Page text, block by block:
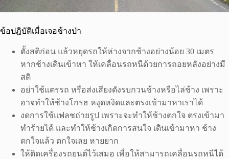
ข้อปฎิบัติเมื่อเจอช้างป่า
ตั้งสติก่อน แล้วหยุดรถให้ห่างจากช้างอย่างน้อย 30 เมตร
หากช้างเดินเข้าหา ให้เคลื่อนรถหนีด้วยการถอยหลังอย่างมี
สติ
อย่าใช้แตรรถ หรือส่งเสียงดังรบกวนช้างหรือไล่ช้าง เพราะ
อาจทำให้ช้างโกรธ หงุดหงิดและตรงเข้ามาหาเราได้
งดการใช้แฟลชถ่ายรูป เพราะจะทำให้ช้างตกใจ ตรงเข้ามา
ทำร้ายได้ และทำให้ช้างเกิดการสนใจ เดินเข้ามาหา ช้าง
ตกใจแล้ว ตกใจเลย หายยาก
ให้ติดเครื่องรถยนต์ไว้เสมอ เพื่อให้สามารถเคลื่อนรถหนีได้